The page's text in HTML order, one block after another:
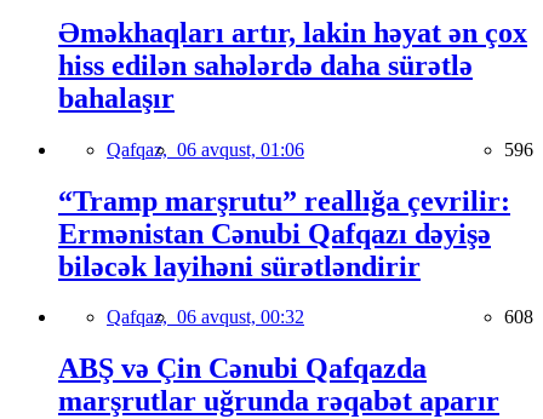
Əməkhaqları artır, lakin həyat ən çox
hiss edilən sahələrdə daha sürətlə
bahalaşır
Qafqaz, 06 avqust, 01:06 596
“Tramp marşrutu” reallığa çevrilir:
Ermənistan Cənubi Qafqazı dəyişə
biləcək layihəni sürətləndirir
Qafqaz, 06 avqust, 00:32 608
ABŞ və Çin Cənubi Qafqazda
marşrutlar uğrunda rəqabət aparır